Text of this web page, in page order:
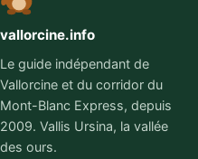
vallorcine.info
Le guide indépendant de
Vallorcine et du corridor du
Mont-Blanc Express, depuis
2009. Vallis Ursina, la vallée
des ours.